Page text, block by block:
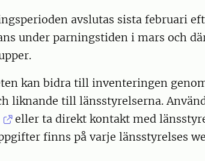
avslutas sista februari
under parningstiden i mars och
kan bidra till inventeringen
liknande till länsstyrelserna.
eller ta direkt kontakt med
finns på varje länsstyrelses